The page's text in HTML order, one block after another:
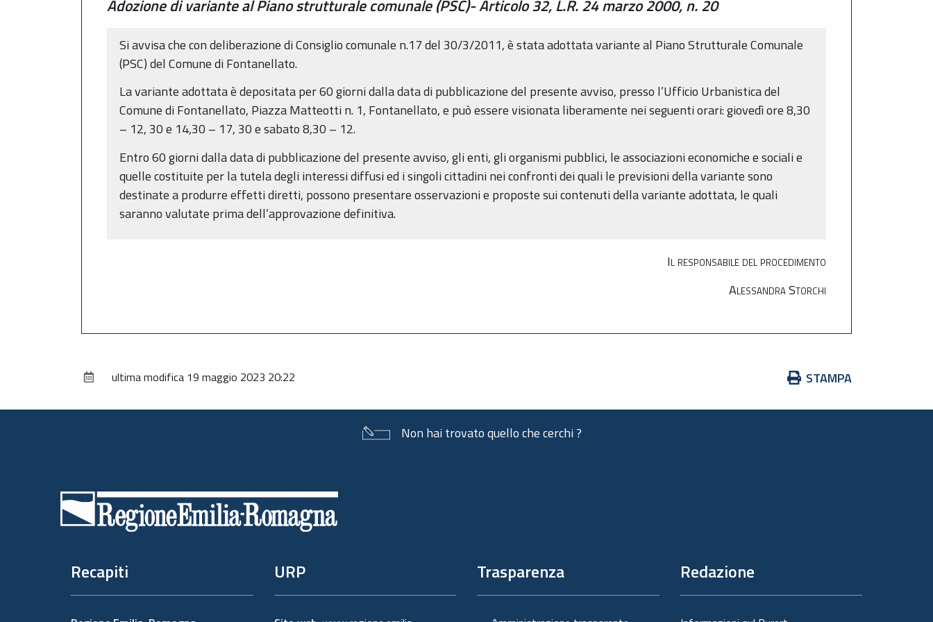
Adozione di variante al Piano strutturale comunale (PSC)- Articolo 32, L.R. 24 marzo 2000, n. 20
Si avvisa che con deliberazione di Consiglio comunale n.17 del 30/3/2011, è stata adottata variante al Piano Strutturale Comunale
(PSC) del Comune di Fontanellato.
La variante adottata è depositata per 60 giorni dalla data di pubblicazione del presente avviso, presso l’Ufficio Urbanistica del
Comune di Fontanellato, Piazza Matteotti n. 1, Fontanellato, e può essere visionata liberamente nei seguenti orari: giovedì ore 8,30
– 12, 30 e 14,30 – 17, 30 e sabato 8,30 – 12.
Entro 60 giorni dalla data di pubblicazione del presente avviso, gli enti, gli organismi pubblici, le associazioni economiche e sociali e
quelle costituite per la tutela degli interessi diffusi ed i singoli cittadini nei confronti dei quali le previsioni della variante sono
destinate a produrre effetti diretti, possono presentare osservazioni e proposte sui contenuti della variante adottata, le quali
saranno valutate prima dell’approvazione definitiva.
Il responsabile del procedimento
Alessandra Storchi
Azioni
documento
STAMPA
ultima modifica 19 maggio 2023 20:22
Non hai trovato quello che cerchi ?
Recapiti URP Trasparenza Redazione